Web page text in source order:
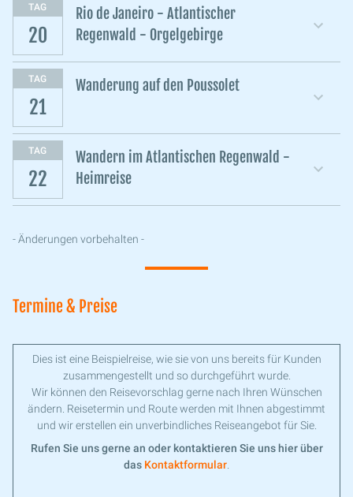
TAG
20
Rio de Janeiro - Atlantischer
Regenwald - Orgelgebirge
TAG
21
Wanderung auf den Poussolet
TAG
22
Wandern im Atlantischen Regenwald -
Heimreise
- Änderungen vorbehalten -
Termine & Preise
Dies ist eine Beispielreise, wie sie von uns bereits für Kunden
zusammengestellt und so durchgeführt wurde.
Wir können den Reisevorschlag gerne nach Ihren Wünschen
ändern. Reisetermin und Route werden mit Ihnen abgestimmt
und wir erstellen ein unverbindliches Reiseangebot für Sie.
Rufen Sie uns gerne an oder kontaktieren Sie uns hier über
das Kontaktformular